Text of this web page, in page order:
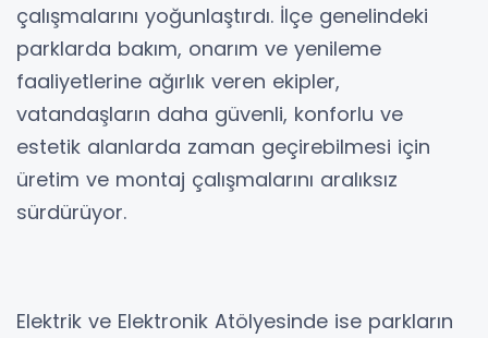
çalışmalarını yoğunlaştırdı. İlçe genelindeki
parklarda bakım, onarım ve yenileme
faaliyetlerine ağırlık veren ekipler,
vatandaşların daha güvenli, konforlu ve
estetik alanlarda zaman geçirebilmesi için
üretim ve montaj çalışmalarını aralıksız
sürdürüyor.
Elektrik ve Elektronik Atölyesinde ise parkların